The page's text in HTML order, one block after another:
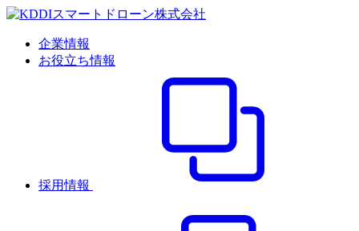
企業情報
お役立ち情報
採用情報